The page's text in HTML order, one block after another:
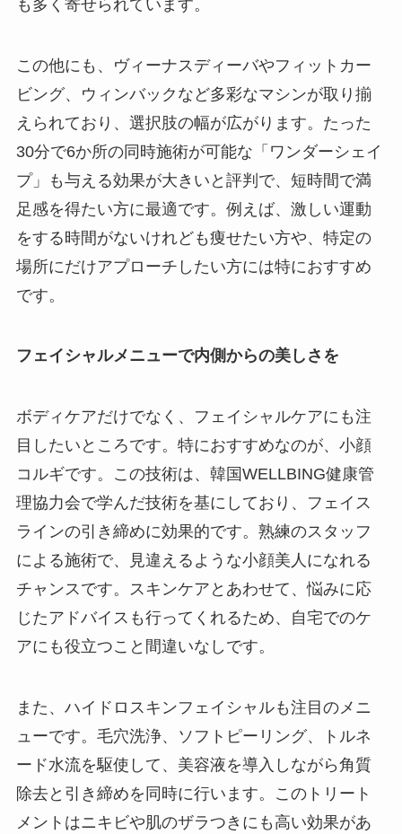
も多く寄せられています。
この他にも、ヴィーナスディーバやフィットカー
ビング、ウィンバックなど多彩なマシンが取り揃
えられており、選択肢の幅が広がります。たった
30分で6か所の同時施術が可能な「ワンダーシェイ
プ」も与える効果が大きいと評判で、短時間で満
足感を得たい方に最適です。例えば、激しい運動
をする時間がないけれども痩せたい方や、特定の
場所にだけアプローチしたい方には特におすすめ
です。
フェイシャルメニューで内側からの美しさを
ボディケアだけでなく、フェイシャルケアにも注
目したいところです。特におすすめなのが、小顔
コルギです。この技術は、韓国WELLBING健康管
理協力会で学んだ技術を基にしており、フェイス
ラインの引き締めに効果的です。熟練のスタッフ
による施術で、見違えるような小顔美人になれる
チャンスです。スキンケアとあわせて、悩みに応
じたアドバイスも行ってくれるため、自宅でのケ
アにも役立つこと間違いなしです。
また、ハイドロスキンフェイシャルも注目のメニ
ューです。毛穴洗浄、ソフトピーリング、トルネ
ード水流を駆使して、美容液を導入しながら角質
除去と引き締めを同時に行います。このトリート
メントはニキビや肌のザラつきにも高い効果があ